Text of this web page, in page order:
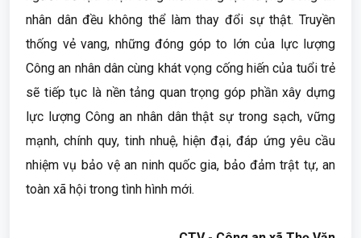
nhân dân đều không thể làm thay đổi sự thật. Truyền
thống vẻ vang, những đóng góp to lớn của lực lượng
Công an nhân dân cùng khát vọng cống hiến của tuổi trẻ
sẽ tiếp tục là nền tảng quan trọng góp phần xây dựng
lực lượng Công an nhân dân thật sự trong sạch, vững
mạnh, chính quy, tinh nhuệ, hiện đại, đáp ứng yêu cầu
nhiệm vụ bảo vệ an ninh quốc gia, bảo đảm trật tự, an
toàn xã hội trong tình hình mới.